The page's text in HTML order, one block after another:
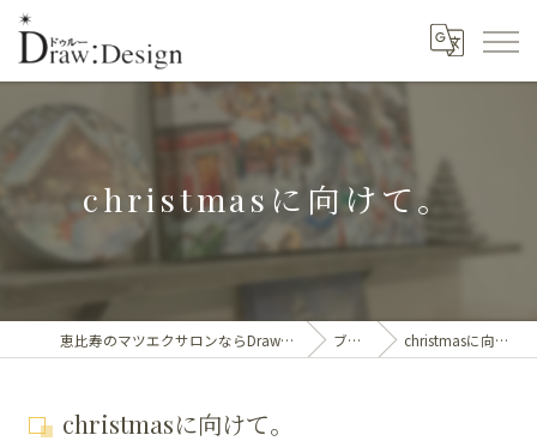
christmasに向けて。
恵比寿のマツエクサロンならDraw:Design eye ブログ christmasに向けて。
christmasに向けて。